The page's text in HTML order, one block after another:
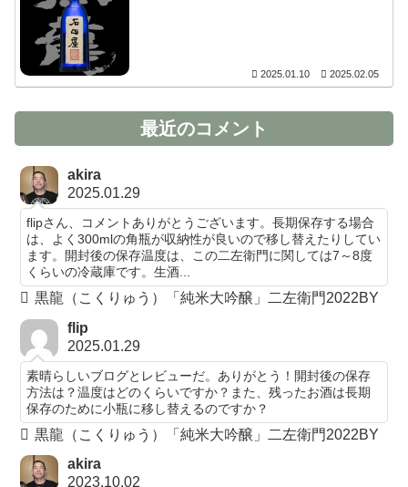
2025.01.10 2025.02.05
最近のコメント
akira
2025.01.29
flipさん、コメントありがとうございます。長期保存する場合
は、よく300mlの角瓶が収納性が良いので移し替えたりしてい
ます。開封後の保存温度は、この二左衛門に関しては7～8度
くらいの冷蔵庫です。生酒...
黒龍（こくりゅう）「純米大吟醸」二左衛門2022BY
flip
2025.01.29
素晴らしいブログとレビューだ。ありがとう！開封後の保存
方法は？温度はどのくらいですか？また、残ったお酒は長期
保存のために小瓶に移し替えるのですか？
黒龍（こくりゅう）「純米大吟醸」二左衛門2022BY
akira
2023.10.02